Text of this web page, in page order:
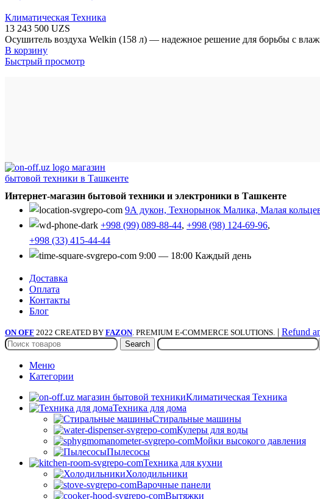
Климатическая Техника
13 243 500 UZS
Осушитель воздуха Welkin (158 л) — надежное решение для борьбы с
В корзину
Быстрый просмотр
Интернет-магазин бытовой техники и электроники в Ташкенте
9А дукон, Технорынок Малика, Малая
+998 (99) 089-88-44, +998 (98) 124-69-96,
+998 (33) 415-44-44
9:00 — 18:00 Каждый день
Доставка
Оплата
Контакты
Блог
ON OFF 2022 CREATED BY FAZON. PREMIUM E-COMMERCE SOLUTIONS. | Refund
Search
Меню
Категории
Климатическая Техника
Техника для дома
Стиральные машины
Кулеры для воды
Мойки высокого давления
Пылесосы
Техника для кухни
Холодильники
Варочные панели
Вытяжки